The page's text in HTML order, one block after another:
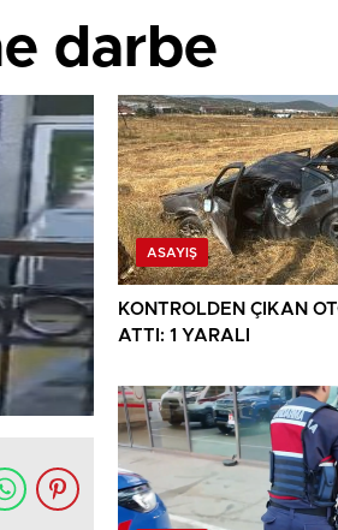
darbe
ASAYIŞ
KONTROLDEN ÇIKAN
ATTI: 1 YARALI